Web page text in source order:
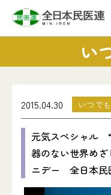
い
2015.04.30 いつで
元気スペシャル
器のない世界め
ニデー 全日本民